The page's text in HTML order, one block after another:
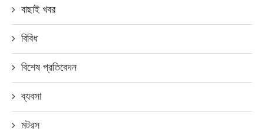
বাছাই খবর
বিবিধ
বিশেষ প্রতিবেদন
ব্যবসা
মটরস